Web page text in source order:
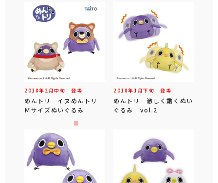
2018年 2 月中旬 登場
めんトリ イヌめんトリ
Ｍサイズぬいぐるみ
2018年 1 月下旬 登場
めんトリ 激しく動くぬい
ぐるみ vol.2